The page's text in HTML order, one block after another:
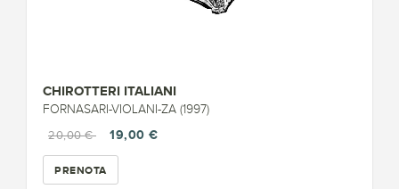
CHIROTTERI ITALIANI
FORNASARI-VIOLANI-ZA (1997)
20,00 €
19,00 €
PRENOTA